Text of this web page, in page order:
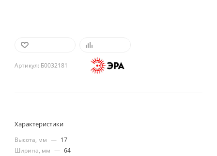
Артикул: Б0032181
Характеристики
Высота, мм — 17
Ширина, мм — 64